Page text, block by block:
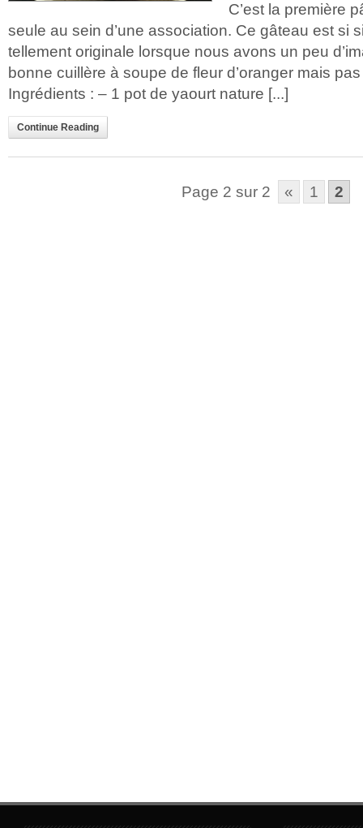
C’est la première
seule au sein d’une association. Ce gâteau est si
tellement originale lorsque nous avons un peu
bonne cuillère à soupe de fleur d’oranger mais
Ingrédients : – 1 pot de yaourt nature [...]
Continue Reading
Page 2 sur 2 « 1 2